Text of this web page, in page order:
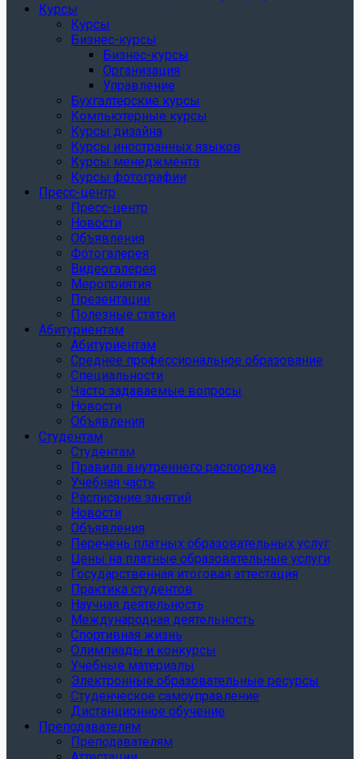
Курсы
Курсы
Бизнес-курсы
Бизнес-курсы
Организация
Управление
Бухгалтерские курсы
Компьютерные курсы
Курсы дизайна
Курсы иностранных языков
Курсы менеджмента
Курсы фотографии
Пресс-центр
Пресс-центр
Новости
Объявления
Фотогалерея
Видеогалерея
Мероприятия
Презентации
Полезные статьи
Абитуриентам
Абитуриентам
Среднее профессиональное образование
Специальности
Часто задаваемые вопросы
Новости
Объявления
Студентам
Студентам
Правила внутреннего распорядка
Учебная часть
Расписание занятий
Новости
Объявления
Перечень платных образовательных услуг
Цены на платные образовательные услуги
Государственная итоговая аттестация
Практика студентов
Научная деятельность
Международная деятельность
Спортивная жизнь
Олимпиады и конкурсы
Учебные материалы
Электронные образовательные ресурсы
Студенческое самоуправление
Дистанционное обучение
Преподавателям
Преподавателям